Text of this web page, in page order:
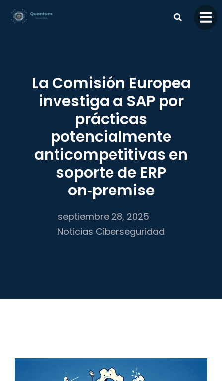
contenido
La Comisión Europea
investiga a SAP por
prácticas
potencialmente
anticompetitivas en
soporte de ERP
on‑premise
septiembre 28, 2025
Noticias Ciberseguridad